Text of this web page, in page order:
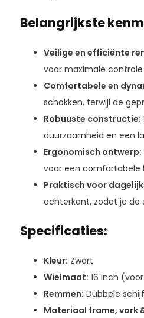
Belangrijkste
Veilige en efficiënte
voor maximale
Comfortabele en
schokken, terwijl de
Robuuste constructie:
duurzaamheid en een
Ergonomisch ontwerp:
voor een comfortabele
Praktisch voor
achterkant, zodat je de
Specificaties:
Kleur: Zwart
Wielmaat: 16 inch
Remmen: Dubbele
Materiaal frame, vork